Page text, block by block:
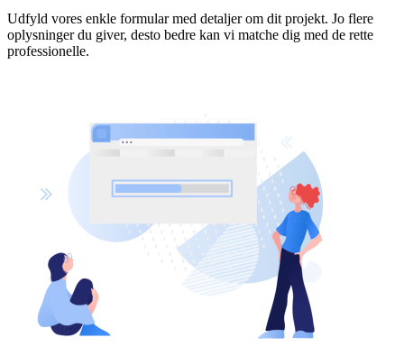
Udfyld vores enkle formular med detaljer om dit projekt. Jo flere
oplysninger du giver, desto bedre kan vi matche dig med de rette
professionelle.